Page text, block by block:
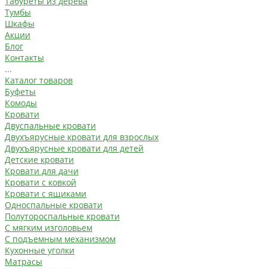
Тумбы
Шкафы
Акции
Блог
Контакты
...
Каталог товаров
Буфеты
Комоды
Кровати
Двуспальные кровати
Двухъярусные кровати для взрослых
Двухъярусные кровати для детей
Детские кровати
Кровати для дачи
Кровати с ковкой
Кровати с ящиками
Односпальные кровати
Полутороспальные кровати
С мягким изголовьем
С подъемным механизмом
Кухонные уголки
Матрасы